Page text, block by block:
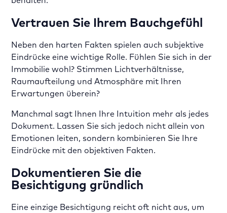
Vertrauen Sie Ihrem Bauchgefühl
Neben den harten Fakten spielen auch subjektive
Eindrücke eine wichtige Rolle. Fühlen Sie sich in der
Immobilie wohl? Stimmen Lichtverhältnisse,
Raumaufteilung und Atmosphäre mit Ihren
Erwartungen überein?
Manchmal sagt Ihnen Ihre Intuition mehr als jedes
Dokument. Lassen Sie sich jedoch nicht allein von
Emotionen leiten, sondern kombinieren Sie Ihre
Eindrücke mit den objektiven Fakten.
Dokumentieren Sie die
Besichtigung gründlich
Eine einzige Besichtigung reicht oft nicht aus, um